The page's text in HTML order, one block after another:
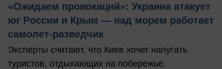
«Ожидаем провокаций»: Украина атакует
юг России и Крым — над морем работает
самолет-разведчик
Эксперты считают, что Киев хочет напугать
туристов, отдыхающих на побережье.